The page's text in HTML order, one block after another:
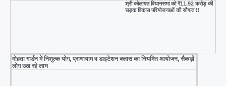
श्री कोलायत विधानसभा को ₹11.92 करोड़ की
सड़क विकास परियोजनाओं की सौगात !!
मोहता गार्डन में निशुल्क योग, प्राणायाम व डाइटेशन क्लास का नियमित आयोजन, सैकड़ों
लोग उठा रहे लाभ